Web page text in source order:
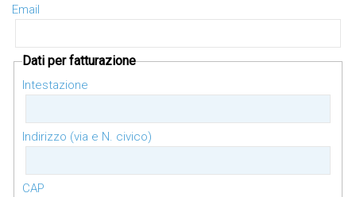
Email
Dati per fatturazione
Intestazione
Indirizzo (via e N. civico)
CAP